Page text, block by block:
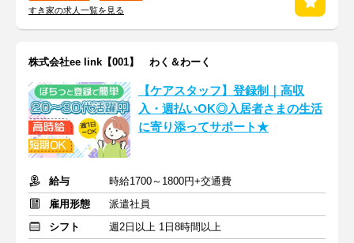
すき家の求人一覧を見る
株式会社ee link【001】 わく＆わーく
【ケアスタッフ】登録制｜高収
入・週払いOK◎入居者さまの生活
に寄り添ってサポート★
給与
時給1700～1800円+交通費
雇用形態
派遣社員
シフト
週2日以上 1日8時間以上